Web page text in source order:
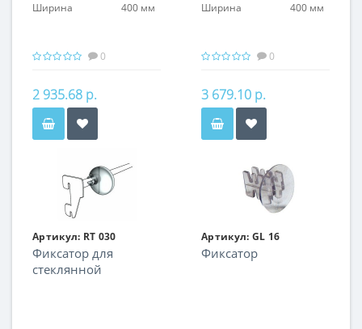
Ширина
400 мм
0
2 935.68 р.
Ширина
400 мм
0
3 679.10 р.
Артикул: RT 030
Фиксатор для
стеклянной
Артикул: GL 16
Фиксатор